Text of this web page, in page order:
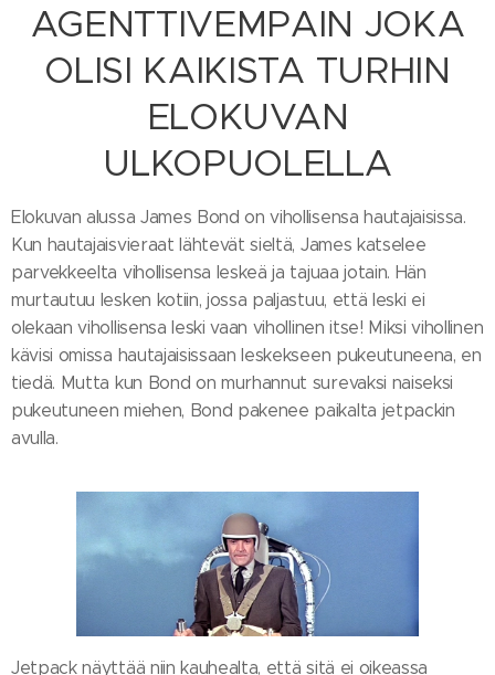
AGENTTIVEMPAIN JOKA
OLISI KAIKISTA TURHIN
ELOKUVAN
ULKOPUOLELLA
Elokuvan alussa James Bond on vihollisensa hautajaisissa.
Kun hautajaisvieraat lähtevät sieltä, James katselee
parvekkeelta vihollisensa leskeä ja tajuaa jotain. Hän
murtautuu lesken kotiin, jossa paljastuu, että leski ei
olekaan vihollisensa leski vaan vihollinen itse! Miksi vihollinen
kävisi omissa hautajaisissaan leskekseen pukeutuneena, en
tiedä. Mutta kun Bond on murhannut surevaksi naiseksi
pukeutuneen miehen, Bond pakenee paikalta jetpackin
avulla.
Jetpack näyttää niin kauhealta, että sitä ei oikeassa